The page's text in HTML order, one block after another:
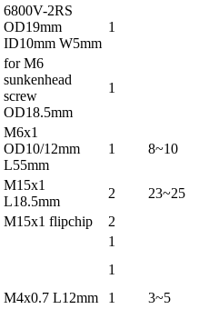
6800V-2RS
OD19mm
ID10mm W5mm
1
for M6
sunkenhead
screw
OD18.5mm
1
M6x1
OD10/12mm
L55mm
1 8~10
M15x1
L18.5mm
2
23~25
M15x1 flipchip
2
1
1
M4x0.7 L12mm 1 3~5